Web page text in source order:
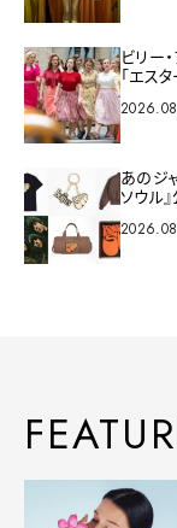
ビリー
「エス
あのジ
ソウル